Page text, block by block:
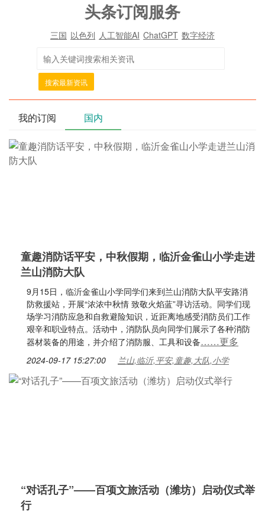
头条订阅服务
三国 以色列 人工智能AI ChatGPT 数字经济
搜索最新资讯
我的订阅 国内
童趣消防话平安，中秋假期，临沂金雀山小学走进
兰山消防大队
9月15日，临沂金雀山小学同学们来到兰山消防大队平安路消
防救援站，开展“浓浓中秋情 致敬火焰蓝”寻访活动。同学们现
场学习消防应急和自救避险知识，近距离地感受消防员们工作
艰辛和职业特点。活动中，消防队员向同学们展示了各种消防
器材装备的用途，并介绍了消防服、工具和设备……更多
2024-09-17 15:27:00 兰山,临沂,平安,童趣,大队,小学
“对话孔子”——百项文旅活动（潍坊）启动仪式举
行